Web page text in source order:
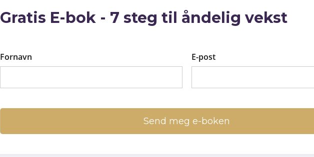
Gratis E-bok - 7 steg til åndelig vekst
Fornavn E-post
Send meg e-boken